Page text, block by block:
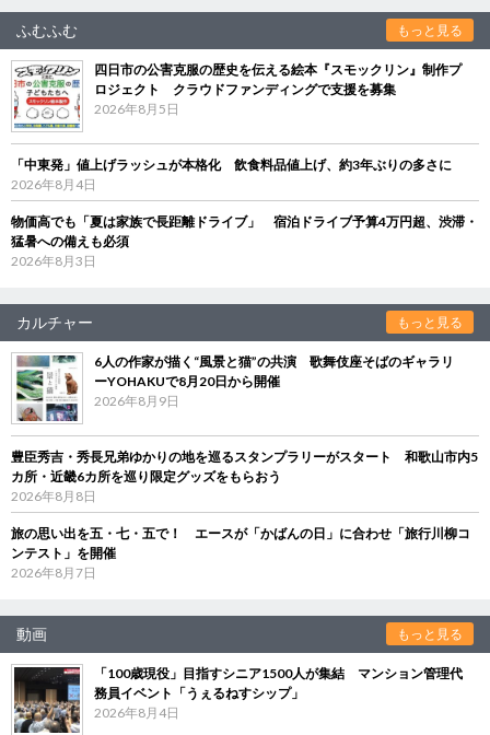
ふむふむ もっと見る
四日市の公害克服の歴史を伝える絵本『スモックリン』制作プ
ロジェクト クラウドファンディングで支援を募集
2026年8月5日
「中東発」値上げラッシュが本格化 飲食料品値上げ、約3年ぶりの多さに
2026年8月4日
物価高でも「夏は家族で長距離ドライブ」 宿泊ドライブ予算4万円超、渋滞・
猛暑への備えも必須
2026年8月3日
カルチャー もっと見る
6人の作家が描く“風景と猫”の共演 歌舞伎座そばのギャラリ
ーYOHAKUで8月20日から開催
2026年8月9日
豊臣秀吉・秀長兄弟ゆかりの地を巡るスタンプラリーがスタート 和歌山市内5
カ所・近畿6カ所を巡り限定グッズをもらおう
2026年8月8日
旅の思い出を五・七・五で！ エースが「かばんの日」に合わせ「旅行川柳コ
ンテスト」を開催
2026年8月7日
動画 もっと見る
「100歳現役」目指すシニア1500人が集結 マンション管理代
務員イベント「うぇるねすシップ」
2026年8月4日